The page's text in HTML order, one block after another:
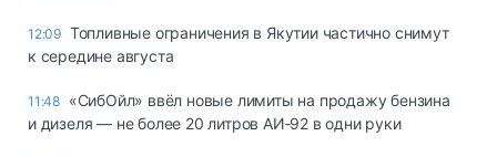
12:09 Топливные ограничения в Якутии частично снимут
к середине августа
11:48 «СибОйл» ввёл новые лимиты на продажу бензина
и дизеля — не более 20 литров АИ‑92 в одни руки